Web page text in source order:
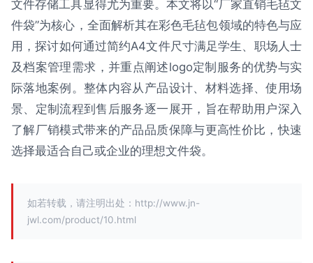
文件存储工具显得尤为重要。本文将以“厂家直销毛毡文
件袋”为核心，全面解析其在彩色毛毡包领域的特色与应
用，探讨如何通过简约A4文件尺寸满足学生、职场人士
及档案管理需求，并重点阐述logo定制服务的优势与实
际落地案例。整体内容从产品设计、材料选择、使用场
景、定制流程到售后服务逐一展开，旨在帮助用户深入
了解厂销模式带来的产品品质保障与更高性价比，快速
选择最适合自己或企业的理想文件袋。
如若转载，请注明出处：http://www.jn-
jwl.com/product/10.html